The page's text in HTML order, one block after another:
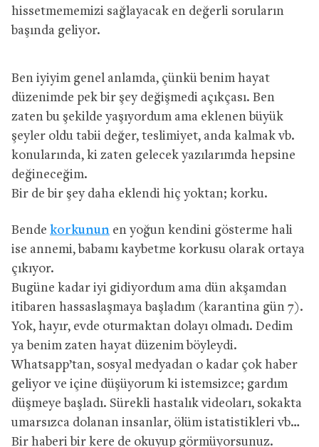
hissetmememizi sağlayacak en değerli soruların
başında geliyor.
Ben iyiyim genel anlamda, çünkü benim hayat
düzenimde pek bir şey değişmedi açıkçası. Ben
zaten bu şekilde yaşıyordum ama eklenen büyük
şeyler oldu tabii değer, teslimiyet, anda kalmak vb.
konularında, ki zaten gelecek yazılarımda hepsine
değineceğim.
Bir de bir şey daha eklendi hiç yoktan; korku.
Bende korkunun en yoğun kendini gösterme hali
ise annemi, babamı kaybetme korkusu olarak ortaya
çıkıyor.
Bugüne kadar iyi gidiyordum ama dün akşamdan
itibaren hassaslaşmaya başladım (karantina gün 7).
Yok, hayır, evde oturmaktan dolayı olmadı. Dedim
ya benim zaten hayat düzenim böyleydi.
Whatsapp’tan, sosyal medyadan o kadar çok haber
geliyor ve içine düşüyorum ki istemsizce; gardım
düşmeye başladı. Sürekli hastalık videoları, sokakta
umarsızca dolanan insanlar, ölüm istatistikleri vb…
Bir haberi bir kere de okuyup görmüyorsunuz.